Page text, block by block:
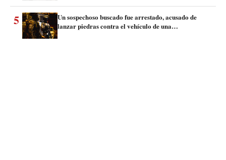
5
Un sospechoso buscado fue arrestado, acusado de
lanzar piedras contra el vehículo de una…